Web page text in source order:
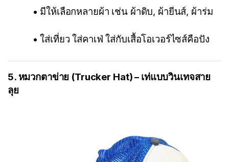
• มีให้เลือกหลายผ้า เช่น ผ้าดิบ, ผ้ายีนส์, ผ้าร่ม
• ใส่เที่ยว ใส่คาเฟ่ ใส่กับเสื้อโอเวอร์ไซส์คือปัง
5. หมวกตาข่าย (Trucker Hat) – เท่แบบวินเทจสาย
ลุย